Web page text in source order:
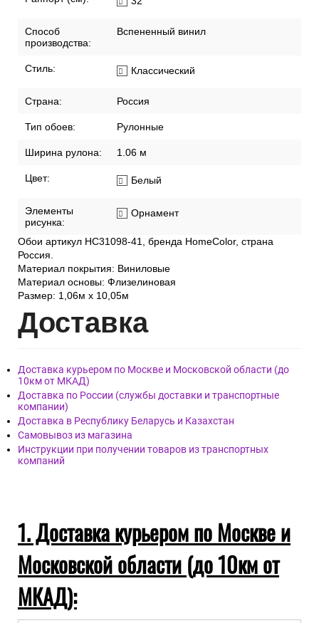
Способ
производства:
Вспененный винил
Стиль: Классический
Страна: Россия
Тип обоев: Рулонные
Ширина рулона: 1.06 м
Цвет: Белый
Элементы
рисунка:
Орнамент
Обои артикул HC31098-41, бренда HomeColor, страна
Россия.
Материал покрытия: Виниловые
Материал основы: Флизелиновая
Размер: 1,06м х 10,05м
Доставка
Доставка курьером по Москве и Московской области (до
10км от МКАД)
Доставка по России (службы доставки и транспортные
компании)
Доставка в Республику Беларусь и Казахстан
Самовывоз из магазина
Инструкции при получении товаров из транспортных
компаний
1. Доставка курьером по Москве и
Московской области (до 10км от
МКАД):